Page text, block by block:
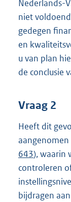
Nederlands-
niet
gedegen
en
u van plan
de conclusie
Vraag 2
Heeft dit
643), waarin
controleren
bijdragen